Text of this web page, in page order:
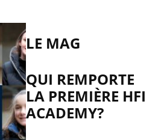
LE MAG
QUI REMPORTE
LA PREMIÈRE HFI
ACADEMY?